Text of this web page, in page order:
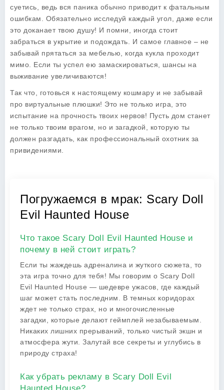
суетись, ведь вся паника обычно приводит к фатальным
ошибкам. Обязательно исследуй каждый угол, даже если
это доканает твою душу! И помни, иногда стоит
забраться в укрытие и подождать. И самое главное – не
забывай прятаться за мебелью, когда кукла проходит
мимо. Если ты успел ею замаскироваться, шансы на
выживание увеличиваются!
Так что, готовься к настоящему кошмару и не забывай
про виртуальные плюшки! Это не только игра, это
испытание на прочность твоих нервов! Пусть дом станет
не только твоим врагом, но и загадкой, которую ты
должен разгадать, как профессиональный охотник за
привидениями.
Погружаемся в мрак: Scary Doll
Evil Haunted House
Что такое Scary Doll Evil Haunted House и
почему в ней стоит играть?
Если ты жаждешь адреналина и жуткого сюжета, то
эта игра точно для тебя! Мы говорим о Scary Doll
Evil Haunted House — шедевре ужасов, где каждый
шаг может стать последним. В темных коридорах
ждет не только страх, но и многочисленные
загадки, которые делают геймплей незабываемым.
Никаких лишних прерываний, только чистый экшн и
атмосфера жути. Залутай все секреты и углубись в
природу страха!
Как убрать рекламу в Scary Doll Evil